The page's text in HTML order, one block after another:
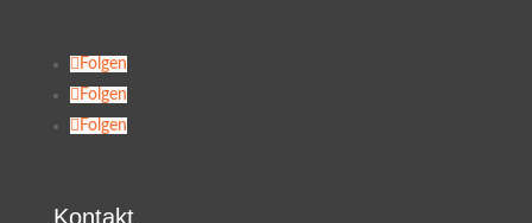
Folgen
Folgen
Folgen
Kontakt